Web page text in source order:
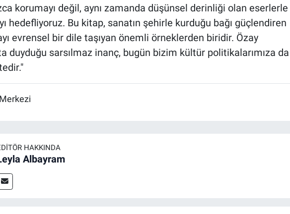
korumayı değil, aynı zamanda düşünsel derinliği olan eserlerle
hedefliyoruz. Bu kitap, sanatın şehirle kurduğu bağı güçlendiren
evrensel bir dile taşıyan önemli örneklerden biridir. Özay
duyduğu sarsılmaz inanç, bugün bizim kültür politikalarımıza da
HAKKINDA
Albayram